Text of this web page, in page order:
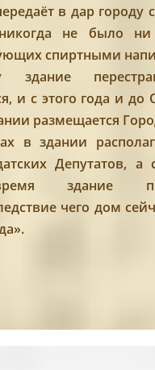
в дар городу
не было ни
спиртными
и с этого года и до
размещается
в здании
Депутатов, а
здание
чего дом